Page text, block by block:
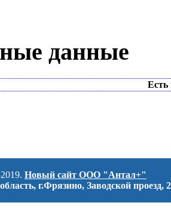
данные
Есть
Новый сайт ООО "Антал+"
г.Фрязино, Заводской проезд, 2